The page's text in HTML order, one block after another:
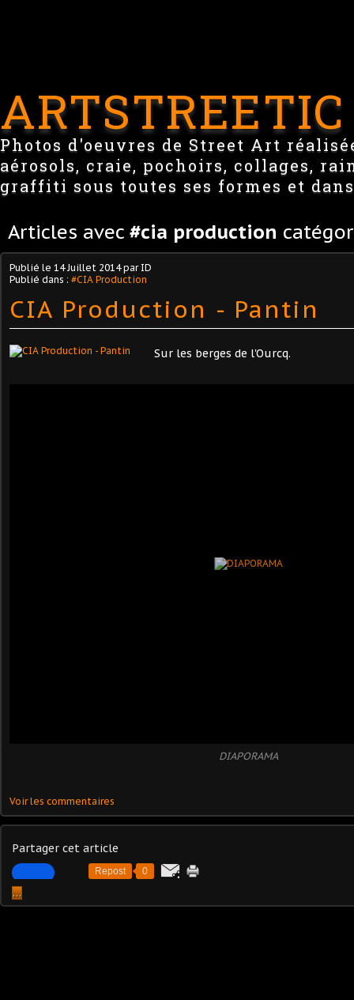
ARTSTREETIC
Photos d'oeuvres de Street Art
aérosols, craie, pochoirs, collages,
graffiti sous toutes ses formes et
Articles avec #cia production
Publié le 14 Juillet 2014par ID
Publié dans : #CIA Production
CIA Production - Pantin
Sur les berges de l'Ourcq.
DIAPORAMA
Voir les commentaires
Partager cet article
Repost 0
…